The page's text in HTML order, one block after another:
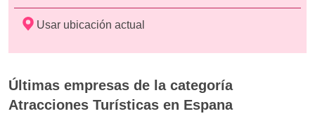
Usar ubicación actual
Últimas empresas de la categoría
Atracciones Turísticas en Espana